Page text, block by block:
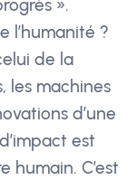
».
l’humanité ?
de la
les machines
d’une
est
humain. C’est